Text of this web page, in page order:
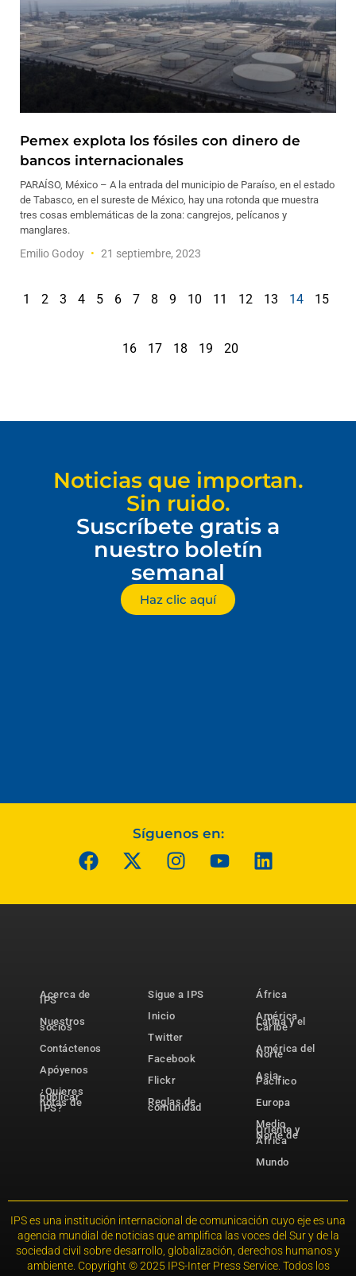
Pemex explota los fósiles con dinero de
bancos internacionales
PARAÍSO, México – A la entrada del municipio de Paraíso, en el estado
de Tabasco, en el sureste de México, hay una rotonda que muestra
tres cosas emblemáticas de la zona: cangrejos, pelícanos y
manglares.
Emilio Godoy 21 septiembre, 2023
1 2 3 4 5 6 7 8 9 10 11 12 13 14 15
16 17 18 19 20
Noticias que importan.
Sin ruido.
Suscríbete gratis a
nuestro boletín
semanal
Haz clic aquí
Síguenos en:
Acerca de
IPS
Nuestros
socios
Contáctenos
Apóyenos
¿Quieres
publicar
notas de
IPS?
Sigue a IPS
Inicio
Twitter
Facebook
Flickr
Reglas de
comunidad
África
América
Latina y el
Caribe
América del
Norte
Asia-
Pacífico
Europa
Medio
Oriente y
Norte de
África
Mundo
IPS es una institución internacional de comunicación cuyo eje es una
agencia mundial de noticias que amplifica las voces del Sur y de la
sociedad civil sobre desarrollo, globalización, derechos humanos y
ambiente. Copyright © 2025 IPS-Inter Press Service. Todos los